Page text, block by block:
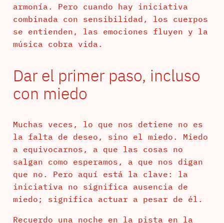
armonía. Pero cuando hay iniciativa
combinada con sensibilidad, los cuerpos
se entienden, las emociones fluyen y la
música cobra vida.
Dar el primer paso, incluso
con miedo
Muchas veces, lo que nos detiene no es
la falta de deseo, sino el miedo. Miedo
a equivocarnos, a que las cosas no
salgan como esperamos, a que nos digan
que no. Pero aquí está la clave: la
iniciativa no significa ausencia de
miedo; significa actuar a pesar de él.
Recuerdo una noche en la pista en la